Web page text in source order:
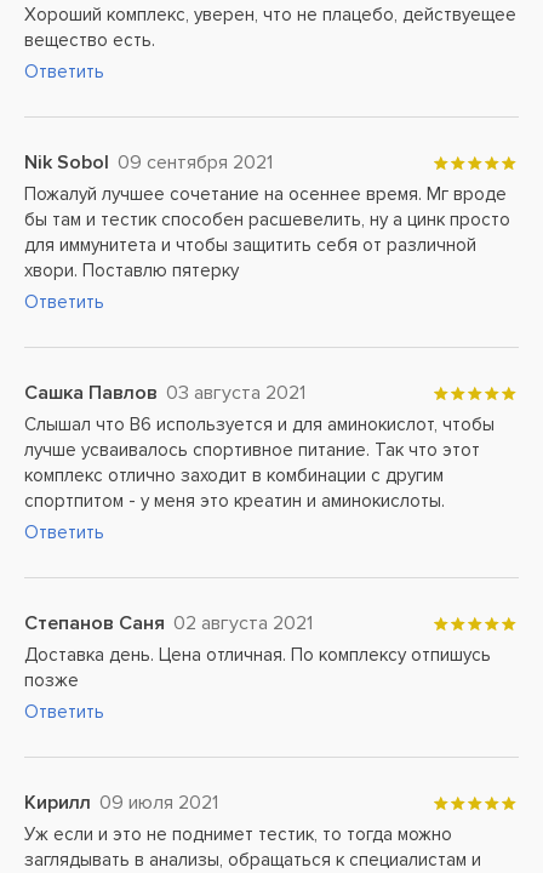
Хороший комплекс, уверен, что не плацебо, действуещее
вещество есть.
Ответить
Nik Sobol 09 сентября 2021
Пожалуй лучшее сочетание на осеннее время. Мг вроде
бы там и тестик способен расшевелить, ну а цинк просто
для иммунитета и чтобы защитить себя от различной
хвори. Поставлю пятерку
Ответить
Сашка Павлов 03 августа 2021
Слышал что В6 используется и для аминокислот, чтобы
лучше усваивалось спортивное питание. Так что этот
комплекс отлично заходит в комбинации с другим
спортпитом - у меня это креатин и аминокислоты.
Ответить
Степанов Саня 02 августа 2021
Доставка день. Цена отличная. По комплексу отпишусь
позже
Ответить
Кирилл 09 июля 2021
Уж если и это не поднимет тестик, то тогда можно
заглядывать в анализы, обращаться к специалистам и